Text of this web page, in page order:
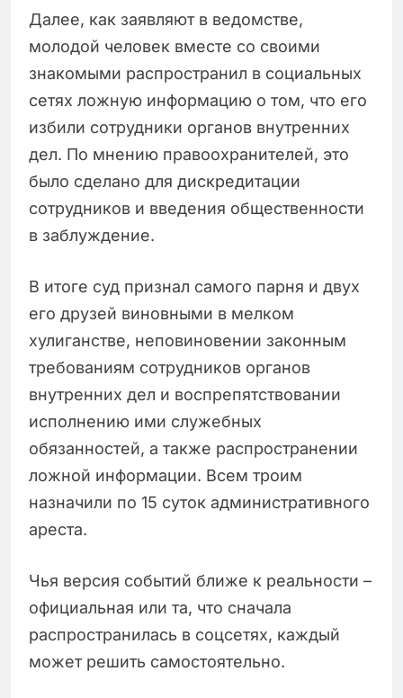
Далее, как заявляют в ведомстве,
молодой человек вместе со своими
знакомыми распространил в социальных
сетях ложную информацию о том, что его
избили сотрудники органов внутренних
дел. По мнению правоохранителей, это
было сделано для дискредитации
сотрудников и введения общественности
в заблуждение.
В итоге суд признал самого парня и двух
его друзей виновными в мелком
хулиганстве, неповиновении законным
требованиям сотрудников органов
внутренних дел и воспрепятствовании
исполнению ими служебных
обязанностей, а также распространении
ложной информации. Всем троим
назначили по 15 суток административного
ареста.
Чья версия событий ближе к реальности –
официальная или та, что сначала
распространилась в соцсетях, каждый
может решить самостоятельно.